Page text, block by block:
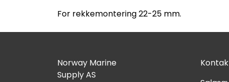
For rekkemontering 22-25 mm.
Norway Marine
Supply AS